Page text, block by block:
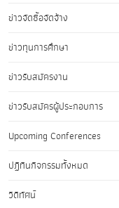
ข่าวจัดซื้อจัดจ้าง
ข่าวทุนการศึกษา
ข่าวรับสมัครงาน
ข่าวรับสมัครผู้ประกอบการ
Upcoming Conferences
ปฏิทินกิจกรรมทั้งหมด
วิดีทัศน์